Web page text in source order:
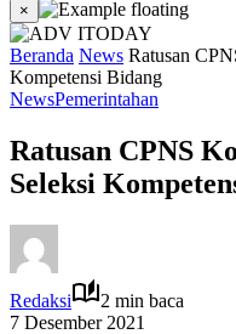
×
Beranda News Ratusan
Kompetensi Bidang
NewsPemerintahan
Ratusan CPNS
Seleksi
Redaksi
2 min baca
7 Desember 2021